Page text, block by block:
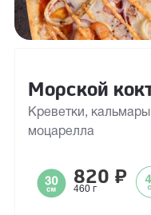
Морской
Креветки,
моцарелла
820 ₽
460 г